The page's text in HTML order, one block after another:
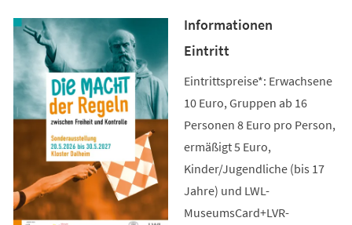
Informationen
Eintritt
Eintrittspreise*: Erwachsene
10 Euro, Gruppen ab 16
Personen 8 Euro pro Person,
ermäßigt 5 Euro,
Kinder/Jugendliche (bis 17
Jahre) und LWL-
MuseumsCard+LVR-